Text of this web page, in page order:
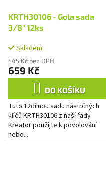
KRTH30106 - Gola sada
3/8" 12ks
Skladem
545 Kč bez DPH
659 Kč
DO KOŠÍKU
Tuto 12dílnou sadu nástrčných
klíčů KRTH30106 z naší řady
Kreator použijte k povolování
nebo...